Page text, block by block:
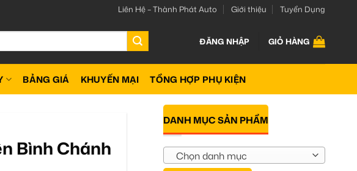
Liên Hệ – Thành Phát Auto Giới thiệu Tuyển Dụng
ĐĂNG NHẬP GIỎ HÀNG
BẢNG GIÁ KHUYẾN MẠI TỔNG HỢP PHỤ KIỆN
Bình Chánh
DANH MỤC SẢN PHẨM
Chọn danh mục